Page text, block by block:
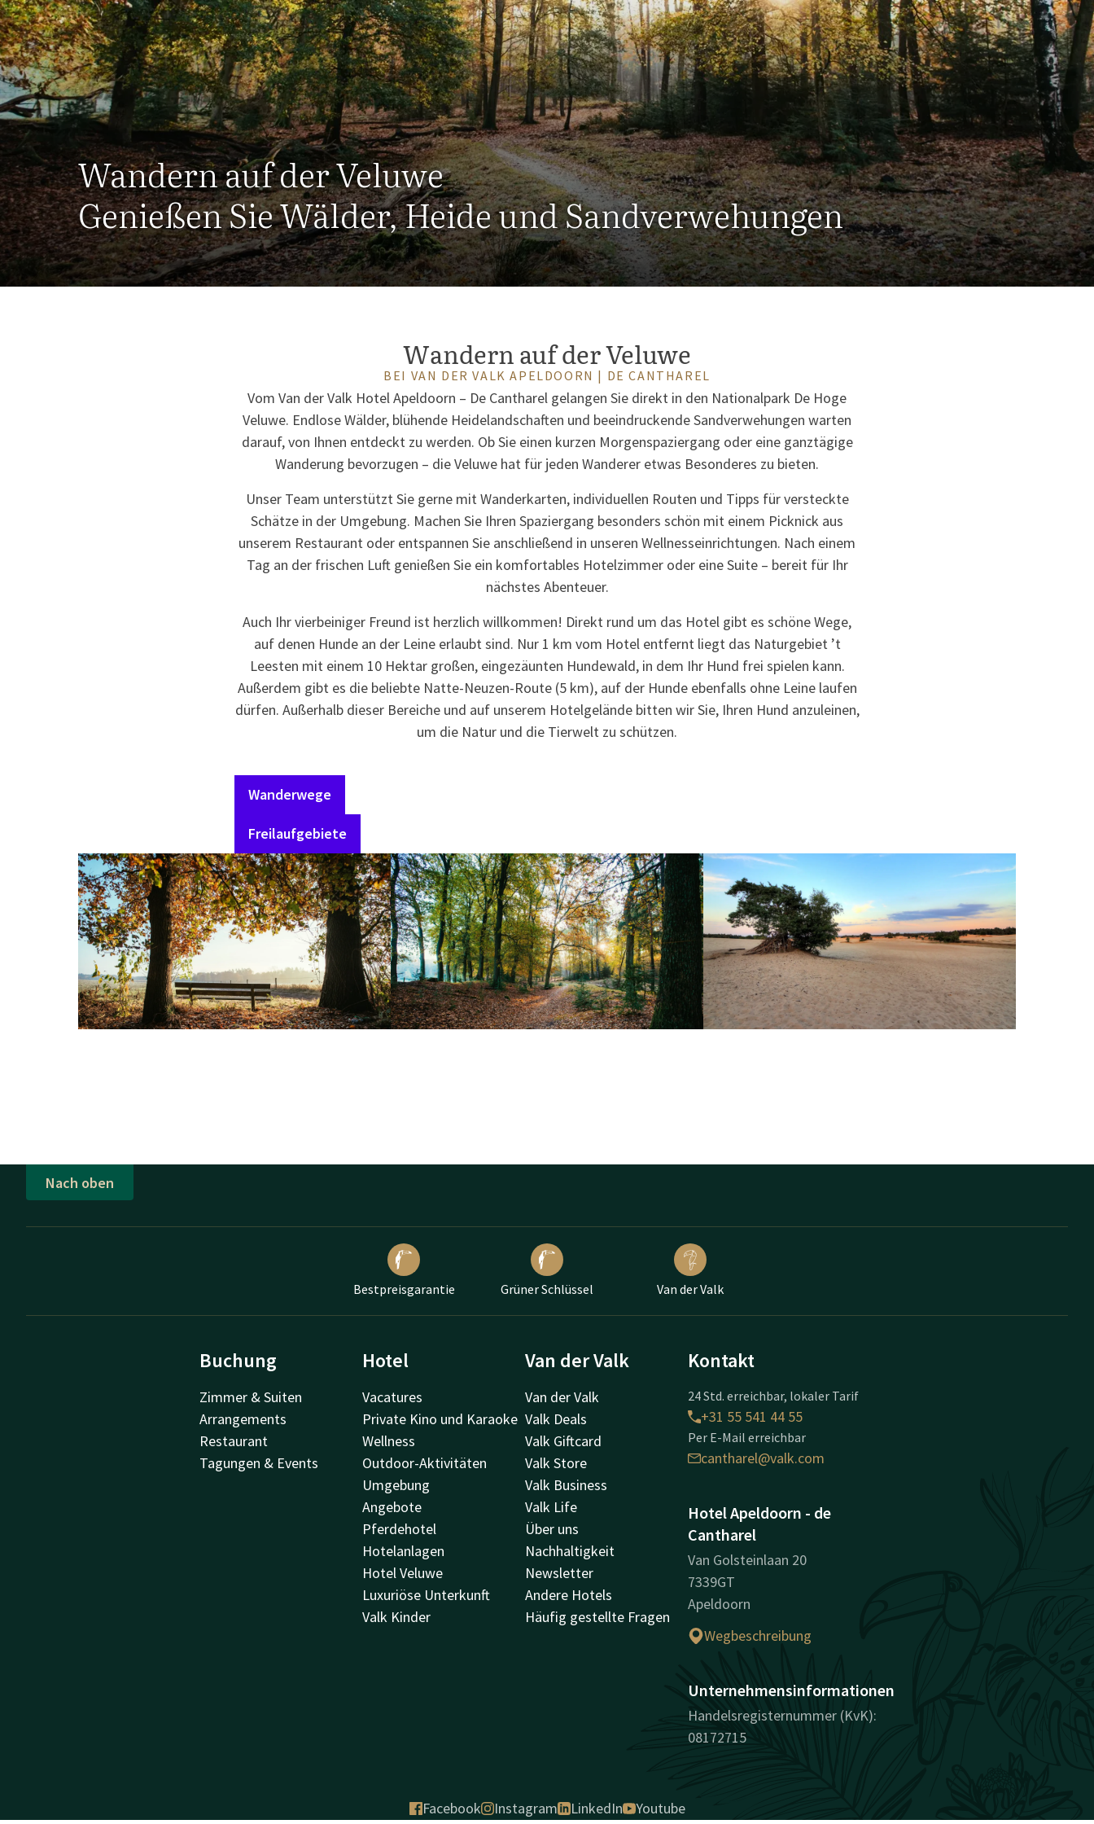
Wandern auf der Veluwe
Genießen Sie Wälder, Heide und Sandverwehungen
Wandern auf der Veluwe
BEI VAN DER VALK APELDOORN | DE CANTHAREL
Vom Van der Valk Hotel Apeldoorn – De Cantharel gelangen Sie direkt in den Nationalpark De Hoge
Veluwe. Endlose Wälder, blühende Heidelandschaften und beeindruckende Sandverwehungen warten
darauf, von Ihnen entdeckt zu werden. Ob Sie einen kurzen Morgenspaziergang oder eine ganztägige
Wanderung bevorzugen – die Veluwe hat für jeden Wanderer etwas Besonderes zu bieten.
Unser Team unterstützt Sie gerne mit Wanderkarten, individuellen Routen und Tipps für versteckte
Schätze in der Umgebung. Machen Sie Ihren Spaziergang besonders schön mit einem Picknick aus
unserem Restaurant oder entspannen Sie anschließend in unseren Wellnesseinrichtungen. Nach einem
Tag an der frischen Luft genießen Sie ein komfortables Hotelzimmer oder eine Suite – bereit für Ihr
nächstes Abenteuer.
Auch Ihr vierbeiniger Freund ist herzlich willkommen! Direkt rund um das Hotel gibt es schöne Wege,
auf denen Hunde an der Leine erlaubt sind. Nur 1 km vom Hotel entfernt liegt das Naturgebiet ’t
Leesten mit einem 10 Hektar großen, eingezäunten Hundewald, in dem Ihr Hund frei spielen kann.
Außerdem gibt es die beliebte Natte-Neuzen-Route (5 km), auf der Hunde ebenfalls ohne Leine laufen
dürfen. Außerhalb dieser Bereiche und auf unserem Hotelgelände bitten wir Sie, Ihren Hund anzuleinen,
um die Natur und die Tierwelt zu schützen.
Wanderwege
Freilaufgebiete
Nach oben
Bestpreisgarantie Grüner Schlüssel Van der Valk
Buchung
Zimmer & Suiten
Arrangements
Restaurant
Tagungen & Events
Hotel
Vacatures
Private Kino und Karaoke
Wellness
Outdoor-Aktivitäten
Umgebung
Angebote
Pferdehotel
Hotelanlagen
Hotel Veluwe
Luxuriöse Unterkunft
Valk Kinder
Van der Valk
Van der Valk
Valk Deals
Valk Giftcard
Valk Store
Valk Business
Valk Life
Über uns
Nachhaltigkeit
Newsletter
Andere Hotels
Häufig gestellte Fragen
Kontakt
24 Std. erreichbar, lokaler Tarif
+31 55 541 44 55
Per E-Mail erreichbar
cantharel@valk.com
Hotel Apeldoorn - de
Cantharel
Van Golsteinlaan 20
7339GT
Apeldoorn
Wegbeschreibung
Unternehmensinformationen
Handelsregisternummer (KvK):
08172715
Facebook Instagram LinkedIn Youtube